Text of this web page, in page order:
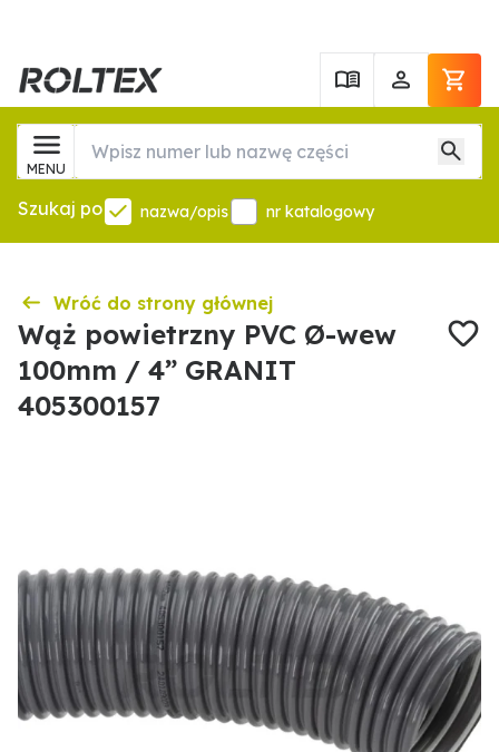
MENU
Szukaj po nazwa/opis nr katalogowy
Wróć do strony głównej
Wąż powietrzny PVC Ø-wew
100mm / 4” GRANIT
405300157